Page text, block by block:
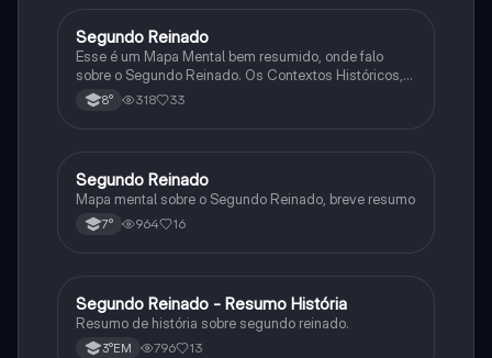
História
Segundo Reinado
Esse é um Mapa Mental bem resumido, onde falo
sobre o Segundo Reinado. Os Contextos Históricos,
Monarquia, Aspectos Políticos, Economia, Sociedade,
Cultura, Conflitos e Crises e Proclamação da
8° 318 33
História
Segundo Reinado
Mapa mental sobre o Segundo Reinado, breve resumo
7° 964 16
História
Segundo Reinado - Resumo História
Resumo de história sobre segundo reinado.
3°EM 796 13